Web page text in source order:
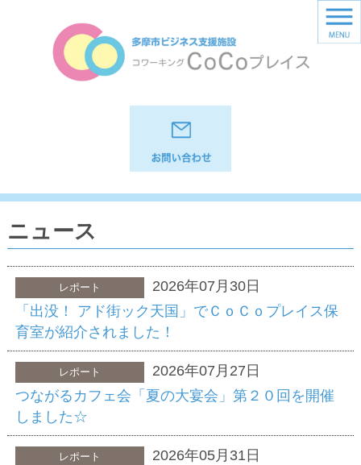
ニュース
レポート
2026年07月30日
「出没！ アド街ック天国」でＣｏＣｏプレイス保
育室が紹介されました！
レポート
2026年07月27日
つながるカフェ会「夏の大宴会」第２０回を開催
しました☆
レポート
2026年05月31日